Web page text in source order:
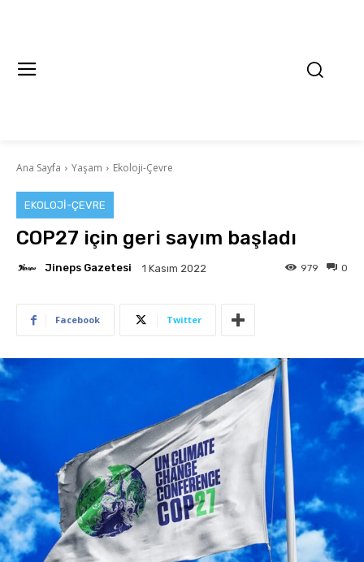
Ana Sayfa Yaşam Ekoloji-Çevre
EKOLOJI-ÇEVRE
COP27 için geri sayım başladı
Jineps Gazetesi 1 Kasım 2022 0
979
Facebook Twitter